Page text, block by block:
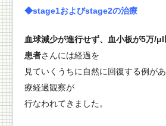
◆stage1およびstage2の治療
血球減少が進行せず、血小板が5万/
患者さんには経過を
見ていくうちに自然に回復する例が
療経過観察が
行なわれてきました。